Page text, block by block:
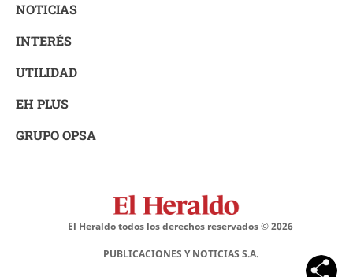
NOTICIAS
INTERÉS
UTILIDAD
EH PLUS
GRUPO OPSA
El Heraldo todos los derechos reservados ©2026
PUBLICACIONES Y NOTICIAS S.A.